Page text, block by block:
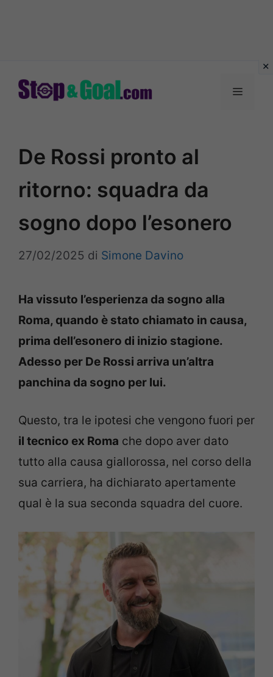
Menu
De Rossi pronto al
ritorno: squadra da
sogno dopo l’esonero
27/02/2025 di Simone Davino
Ha vissuto l’esperienza da sogno alla
Roma, quando è stato chiamato in causa,
prima dell’esonero di inizio stagione.
Adesso per De Rossi arriva un’altra
panchina da sogno per lui.
Questo, tra le ipotesi che vengono fuori per
il tecnico ex Roma che dopo aver dato
tutto alla causa giallorossa, nel corso della
sua carriera, ha dichiarato apertamente
qual è la sua seconda squadra del cuore.